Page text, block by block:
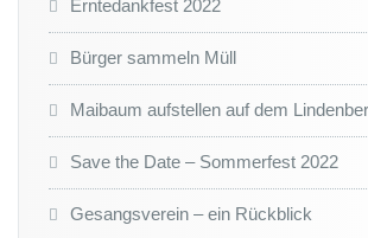
Erntedankfest 2022
Bürger sammeln Müll
Maibaum aufstellen auf dem
Save the Date – Sommerfest 2022
Gesangsverein – ein Rückblick